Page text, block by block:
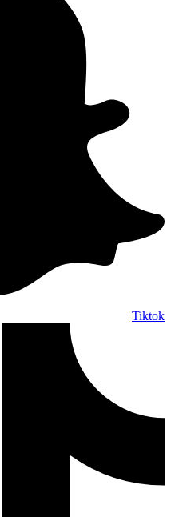
Tiktok